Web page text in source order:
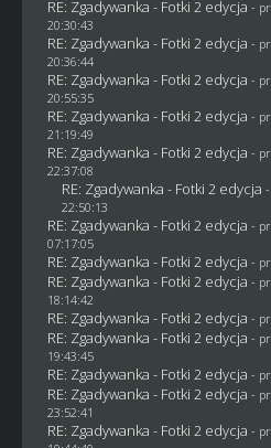
RE: Zgadywanka - Fotki 2 edycja -
20:30:43
RE: Zgadywanka - Fotki 2 edycja -
20:36:44
RE: Zgadywanka - Fotki 2 edycja -
20:55:35
RE: Zgadywanka - Fotki 2 edycja -
21:19:49
RE: Zgadywanka - Fotki 2 edycja -
22:37:08
RE: Zgadywanka - Fotki 2 edycja
22:50:13
RE: Zgadywanka - Fotki 2 edycja -
07:17:05
RE: Zgadywanka - Fotki 2 edycja -
RE: Zgadywanka - Fotki 2 edycja -
18:14:42
RE: Zgadywanka - Fotki 2 edycja -
RE: Zgadywanka - Fotki 2 edycja -
19:43:45
RE: Zgadywanka - Fotki 2 edycja -
RE: Zgadywanka - Fotki 2 edycja -
23:52:41
RE: Zgadywanka - Fotki 2 edycja -